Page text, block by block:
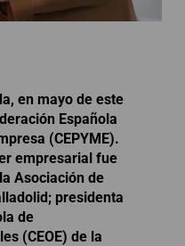
en mayo de este
Española
(CEPYME).
empresarial fue
Asociación de
presidenta
de
(CEOE) de la